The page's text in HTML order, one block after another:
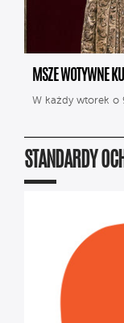
MSZE WOTYWNE
W każdy wtorek o
STANDARDY